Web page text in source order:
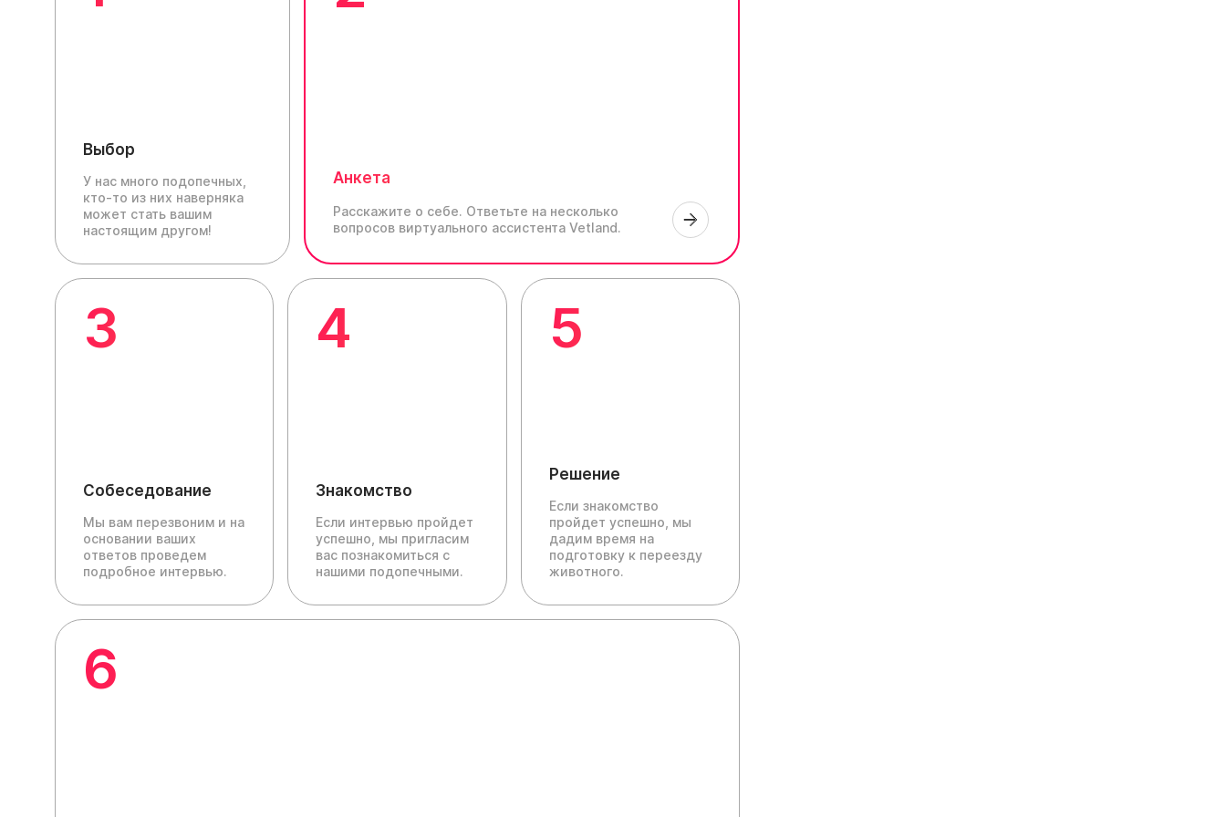
Выбор
У нас много подопечных,
кто-то из них наверняка
может стать вашим
настоящим другом!
Анкета
Расскажите о себе. Ответьте на несколько
вопросов виртуального ассистента Vetland.
3
Собеседование
Мы вам перезвоним и на
основании ваших
ответов проведем
подробное интервью.
4
Знакомство
Если интервью пройдет
успешно, мы пригласим
вас познакомиться с
нашими подопечными.
5
Решение
Если знакомство
пройдет успешно, мы
дадим время на
подготовку к переезду
животного.
6